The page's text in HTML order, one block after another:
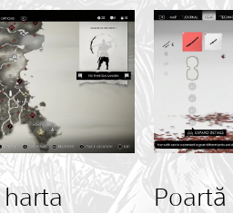
harta